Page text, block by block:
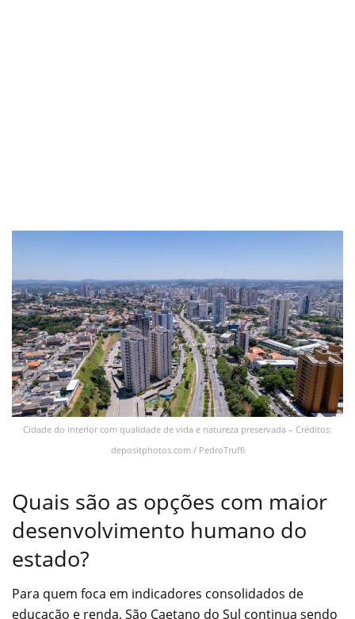
Cidade do interior com qualidade de vida e natureza preservada – Créditos:
depositphotos.com / PedroTruffi
Quais são as opções com maior
desenvolvimento humano do
estado?
Para quem foca em indicadores consolidados de
educação e renda, São Caetano do Sul continua sendo